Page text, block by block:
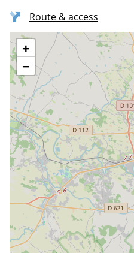
Route & access
+
−